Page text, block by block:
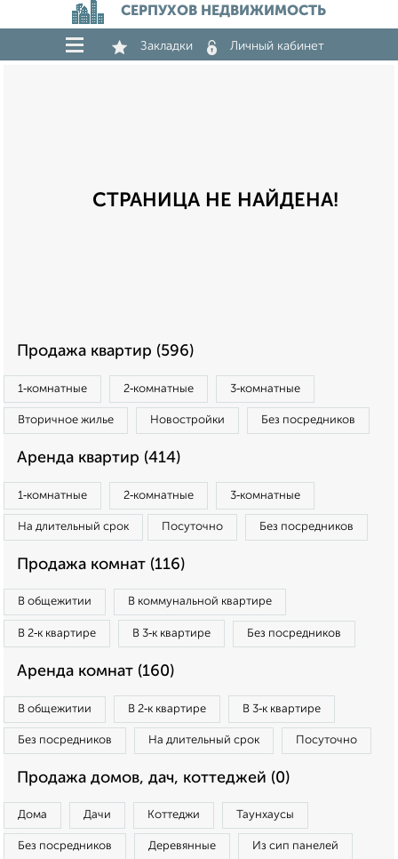
СЕРПУХОВ НЕДВИЖИМОСТЬ
Закладки Личный кабинет
СТРАНИЦА НЕ НАЙДЕНА!
Продажа квартир (596)
1‑комнатные 2‑комнатные 3‑комнатные
Вторичное жилье Новостройки Без посредников
Аренда квартир (414)
1‑комнатные 2‑комнатные 3‑комнатные
На длительный срок Посуточно Без посредников
Продажа комнат (116)
В общежитии В коммунальной квартире
В 2‑к квартире В 3‑к квартире Без посредников
Аренда комнат (160)
В общежитии В 2‑к квартире В 3‑к квартире
Без посредников На длительный срок Посуточно
Продажа домов, дач, коттеджей (0)
Дома Дачи Коттеджи Таунхаусы
Без посредников Деревянные Из сип панелей